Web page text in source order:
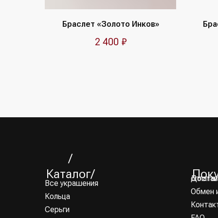
Браслет «Золото Инков»
2 400 ₽
/
Каталог/
Все украшения
Доставка и оплата
Кольца
Обмен
Серьги